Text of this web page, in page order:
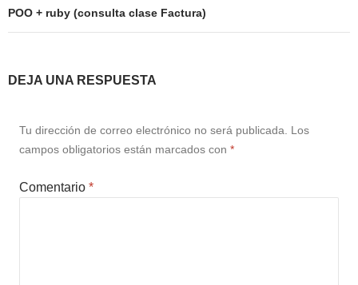
POO + ruby (consulta clase Factura)
DEJA UNA RESPUESTA
Tu dirección de correo electrónico no será publicada.
Los
campos obligatorios están marcados con *
Comentario *